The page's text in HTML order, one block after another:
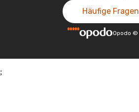
Häufige Fragen
Opodo ©
;